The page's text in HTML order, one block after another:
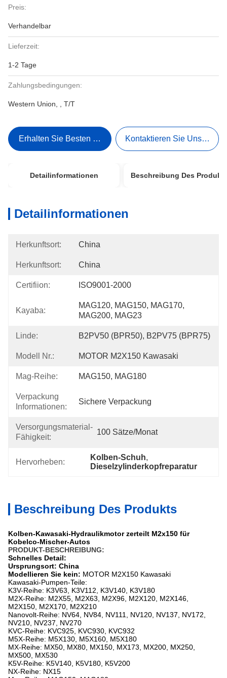
Preis:
Verhandelbar
Lieferzeit:
1-2 Tage
Zahlungsbedingungen:
Western Union, , T/T
Erhalten Sie Besten Preis Kontaktieren Sie Uns Jetzt
Detailinformationen Beschreibung Des
Detailinformationen
Herkunftsort: China
Herkunftsort: China
Certifiion: ISO9001-2000
Kayaba:
MAG120, MAG150, MAG170,
MAG200, MAG23
Linde: B2PV50 (BPR50), B2PV75 (BPR75)
Modell Nr.: MOTOR M2X150 Kawasaki
Mag-Reihe: MAG150, MAG180
Verpackung
Informationen:
Sichere Verpackung
Versorgungsmaterial-
Fähigkeit:
100 Sätze/Monat
Hervorheben:
Kolben-Schuh,
Dieselzylinderkopfreparatur
Beschreibung Des Produkts
Kolben-Kawasaki-Hydraulikmotor zerteilt M2x150 für
Kobelco-Mischer-Autos
PRODUKT-BESCHREIBUNG:
Schnelles Detail:
Ursprungsort: China
Modellieren Sie kein: MOTOR M2X150 Kawasaki
Kawasaki-Pumpen-Teile:
K3V-Reihe: K3V63, K3V112, K3V140, K3V180
M2X-Reihe: M2X55, M2X63, M2X96, M2X120, M2X146,
M2X150, M2X170, M2X210
Nanovolt-Reihe: NV64, NV84, NV111, NV120, NV137, NV172,
NV210, NV237, NV270
KVC-Reihe: KVC925, KVC930, KVC932
M5X-Reihe: M5X130, M5X160, M5X180
MX-Reihe: MX50, MX80, MX150, MX173, MX200, MX250,
MX500, MX530
K5V-Reihe: K5V140, K5V180, K5V200
NX-Reihe: NX15